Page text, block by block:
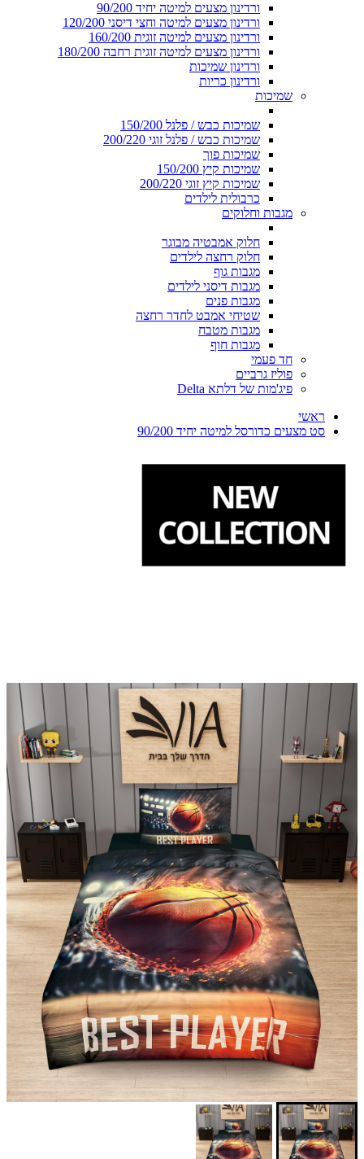
ורדינון מצעים למיטה יחיד 90/200
ורדינון מצעים למיטה וחצי דיסני 120/200
ורדינון מצעים למיטה זוגית 160/200
ורדינון מצעים למיטה זוגית רחבה 180/200
ורדינון שמיכות
ורדינון כריות
שמיכות
שמיכות כבש / פלנל 150/200
שמיכות כבש / פלנל זוגי 200/220
שמיכות פוך
שמיכות קיץ 150/200
שמיכות קיץ זוגי 200/220
כרבולית לילדים
מגבות וחלוקים
חלוק אמבטיה מבוגר
חלוק רחצה לילדים
מגבות גוף
מגבות דיסני לילדים
מגבות פנים
שטיחי אמבט לחדר רחצה
מגבות מטבח
מגבות חוף
חד פעמי
פוליז גרביים
פיג'מות של דלתא Delta
ראשי
סט מצעים כדורסל למיטה יחיד 90/200